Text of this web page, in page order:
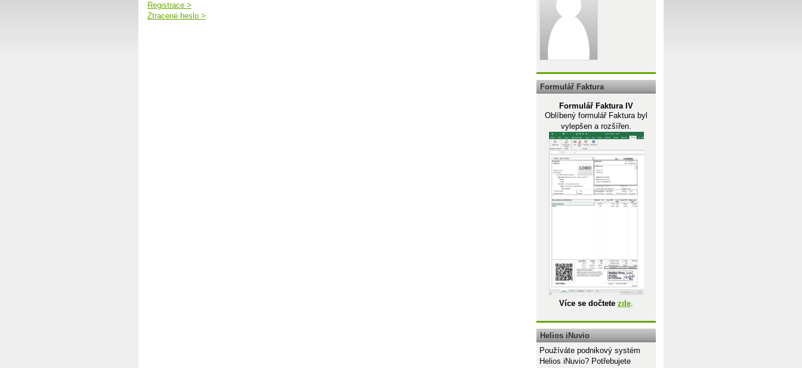
Registrace >
Ztracené heslo >
Formulář Faktura
Formulář Faktura IV
Oblíbený formulář Faktura byl
vylepšen a rozšířen.
Více se dočtete zde.
Helios iNuvio
Používáte podnikový systém
Helios iNuvio? Potřebujete